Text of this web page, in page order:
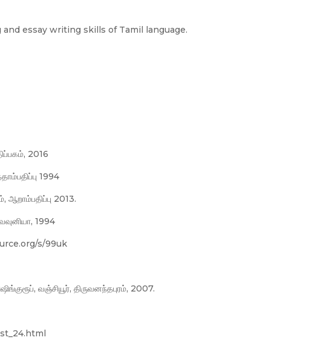
essay writing skills of Tamil language.
2016
1994
ஆறாம்பதிப்பு 2013.
1994
s/99uk
வஞ்சியூர், திருவனந்தபுரம், 2007.